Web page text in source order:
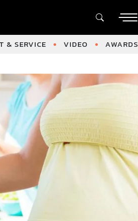
& SERVICE VIDEO AWARDS